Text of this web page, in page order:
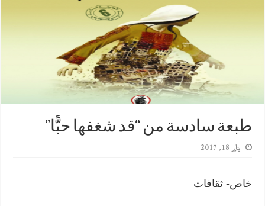
طبعة سادسة من “قد شغفها حبًّا”
يناير 18, 2017
خاص- ثقافات